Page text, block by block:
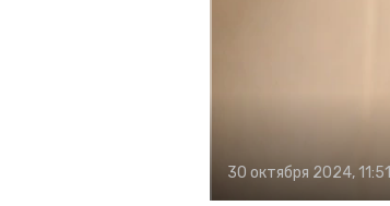
30 октября 2024, 11:51